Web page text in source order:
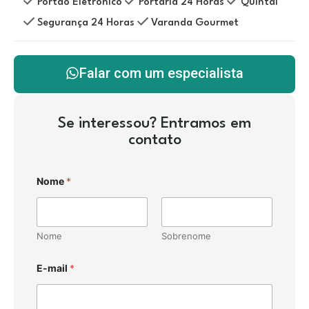
Portão Eletrônico Portaria 24 Horas
Quintal
Segurança 24 Horas
Varanda Gourmet
Falar com um especialista
Se interessou? Entramos em
contato
Nome *
Nome Sobrenome
E-mail *